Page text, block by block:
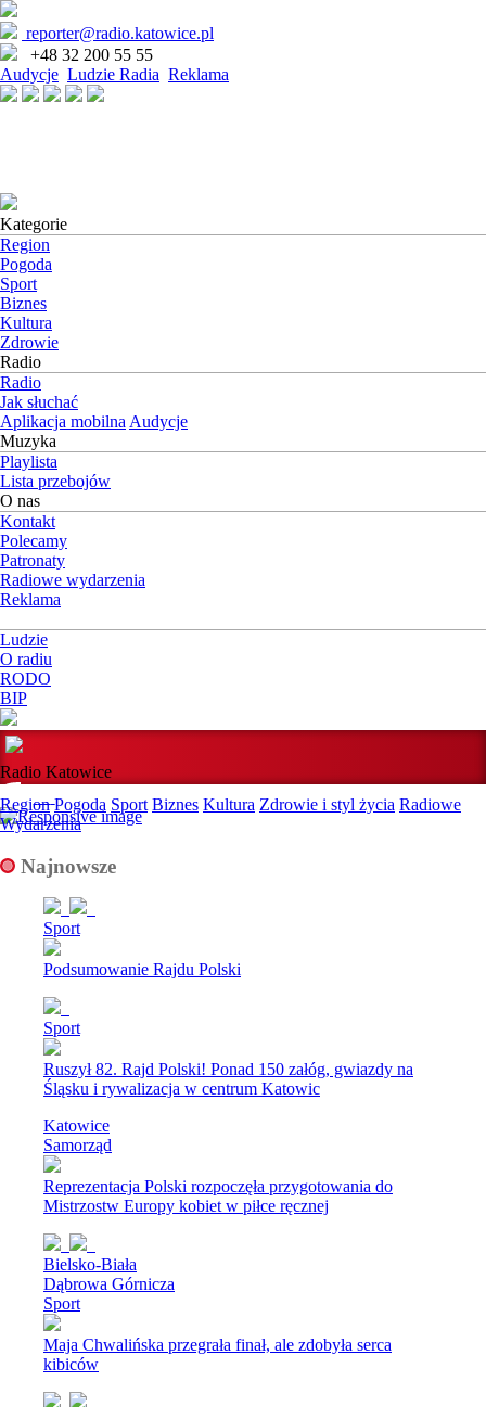
reporter@radio.katowice.pl
+48 32 200 55 55
Audycje Ludzie Radia Reklama
Kategorie
Region
Pogoda
Sport
Biznes
Kultura
Zdrowie
Radio
Radio
Jak słuchać
Aplikacja mobilna Audycje
Muzyka
Playlista
Lista przebojów
O nas
Kontakt
Polecamy
Patronaty
Radiowe wydarzenia
Reklama
Ludzie
O radiu
RODO
BIP
Radio Katowice
Region Pogoda Sport Biznes Kultura Zdrowie i styl życia Radiowe
Wydarzenia
Najnowsze
Sport
Podsumowanie Rajdu Polski
Sport
Ruszył 82. Rajd Polski! Ponad 150 załóg, gwiazdy na
Śląsku i rywalizacja w centrum Katowic
Katowice
Samorząd
Reprezentacja Polski rozpoczęła przygotowania do
Mistrzostw Europy kobiet w piłce ręcznej
Bielsko-Biała
Dąbrowa Górnicza
Sport
Maja Chwalińska przegrała finał, ale zdobyła serca
kibiców